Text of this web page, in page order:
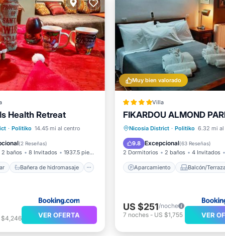
Health Retreat
· Politiko 14.45 mi al centro
(2 Reseñas)
2 baños 8 Invitados 1937.5 pies²
Bañera de hidromasaje
mar
hidromasaje
Spa
$4,246 VER OFERTA
Muy bien valorado
Villa
FIKARDOU ALMOND
Nicosia District · Politiko 6.32 mi al
9.8 Excepcional(63 Reseñas)
2 Dormitorios 2 baños 4 Invitados
Aparcamiento Balcón/
Aparcamiento
Balcón/
Vistas
Aire acondicionado
US $251/noche
7 noches- US $1,755 VER